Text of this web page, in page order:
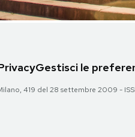
Gestisci le
419 del 28 settembre 2009 -